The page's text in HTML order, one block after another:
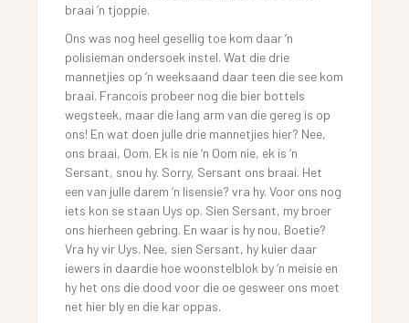
braai ‘n tjoppie.
Ons was nog heel gesellig toe kom daar ‘n
polisieman ondersoek instel. Wat die drie
mannetjies op ‘n weeksaand daar teen die see kom
braai. Francois probeer nog die bier bottels
wegsteek, maar die lang arm van die gereg is op
ons! En wat doen julle drie mannetjies hier? Nee,
ons braai, Oom. Ek is nie ‘n Oom nie, ek is ‘n
Sersant, snou hy. Sorry, Sersant ons braai. Het
een van julle darem ‘n lisensie? vra hy. Voor ons nog
iets kon se staan Uys op. Sien Sersant, my broer
ons hierheen gebring. En waar is hy nou, Boetie?
Vra hy vir Uys. Nee, sien Sersant, hy kuier daar
iewers in daardie hoe woonstelblok by ‘n meisie en
hy het ons die dood voor die oe gesweer ons moet
net hier bly en die kar oppas.